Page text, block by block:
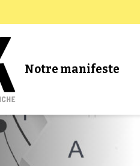
Notre manifeste